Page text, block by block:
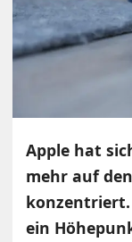
Apple hat
mehr auf
konzentriert.
ein